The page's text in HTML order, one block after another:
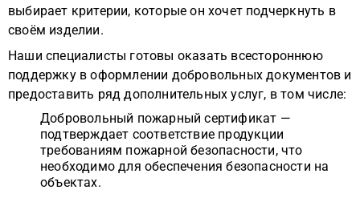
выбирает критерии, которые он хочет подчеркнуть в
своём изделии.
Наши специалисты готовы оказать всестороннюю
поддержку в оформлении добровольных документов и
предоставить ряд дополнительных услуг, в том числе:
Добровольный пожарный сертификат —
подтверждает соответствие продукции
требованиям пожарной безопасности, что
необходимо для обеспечения безопасности на
объектах.